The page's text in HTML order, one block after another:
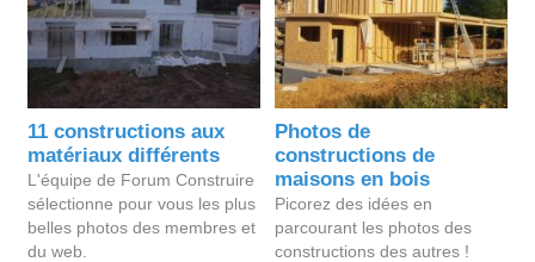
11 constructions aux
matériaux différents
L'équipe de Forum Construire
sélectionne pour vous les plus
belles photos des membres et
du web.
Photos de
constructions de
maisons en bois
Picorez des idées en
parcourant les photos des
constructions des autres !